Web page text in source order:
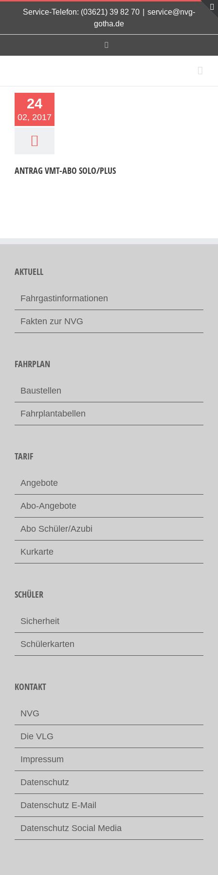
Service-Telefon: (03621) 39 82 70
service@nvg-
gotha.de
24
02, 2017
ANTRAG VMT-ABO SOLO/PLUS
AKTUELL
Fahrgastinformationen
Fakten zur NVG
FAHRPLAN
Baustellen
Fahrplantabellen
TARIF
Angebote
Abo-Angebote
Abo Schüler/Azubi
Kurkarte
SCHÜLER
Sicherheit
Schülerkarten
KONTAKT
NVG
Die VLG
Impressum
Datenschutz
Datenschutz E-Mail
Datenschutz Social Media